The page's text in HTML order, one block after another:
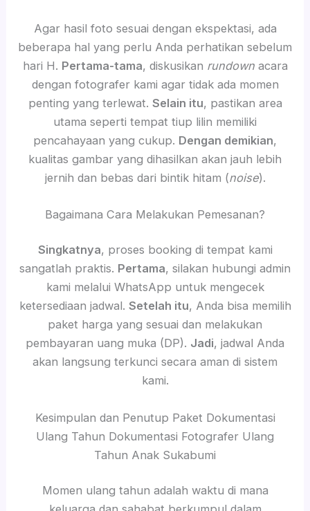
Agar hasil foto sesuai dengan ekspektasi, ada
beberapa hal yang perlu Anda perhatikan sebelum
hari H. Pertama-tama, diskusikan rundownacara
dengan fotografer kami agar tidak ada momen
penting yang terlewat. Selain itu, pastikan area
utama seperti tempat tiup lilin memiliki
pencahayaan yang cukup. Dengan demikian,
kualitas gambar yang dihasilkan akan jauh lebih
jernih dan bebas dari bintik hitam (noise).
Bagaimana Cara Melakukan Pemesanan?
Singkatnya, proses booking di tempat kami
sangatlah praktis. Pertama, silakan hubungi admin
kami melalui WhatsApp untuk mengecek
ketersediaan jadwal. Setelah itu, Anda bisa memilih
paket harga yang sesuai dan melakukan
pembayaran uang muka (DP). Jadi, jadwal Anda
akan langsung terkunci secara aman di sistem
kami.
Kesimpulan dan Penutup Paket Dokumentasi
Ulang Tahun Dokumentasi Fotografer Ulang
Tahun Anak Sukabumi
Momen ulang tahun adalah waktu di mana